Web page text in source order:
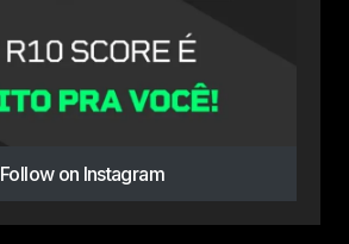
Follow on Instagram